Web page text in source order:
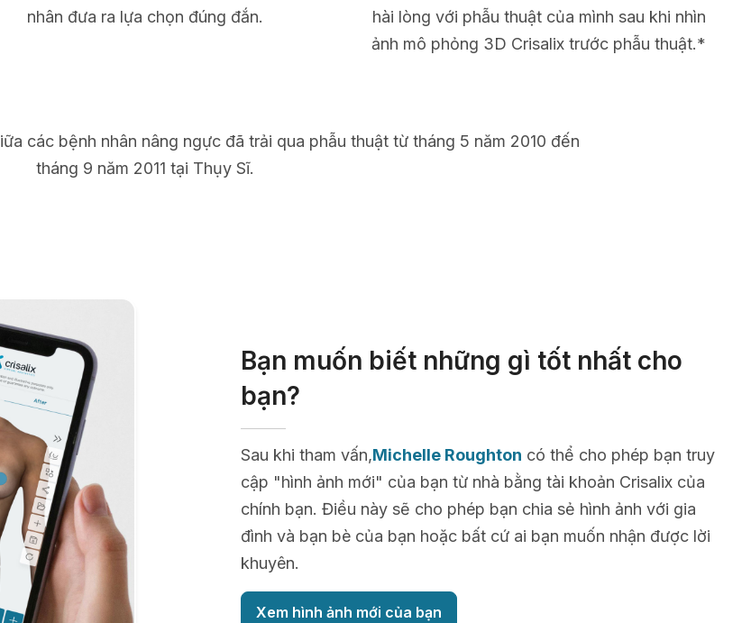
nhân đưa ra lựa chọn đúng đắn.
hài lòng với phẫu thuật của mình sau khi nhìn
ảnh mô phỏng 3D Crisalix trước phẫu thuật.*
các bệnh nhân nâng ngực đã trải qua phẫu thuật từ tháng 5 năm 2010 đến
tháng 9 năm 2011 tại Thụy Sĩ.
Bạn muốn biết những gì tốt nhất cho
bạn?
Sau khi tham vấn,Michelle Roughton có thể cho phép bạn truy
cập "hình ảnh mới" của bạn từ nhà bằng tài khoản Crisalix của
chính bạn. Điều này sẽ cho phép bạn chia sẻ hình ảnh với gia
đình và bạn bè của bạn hoặc bất cứ ai bạn muốn nhận được lời
khuyên.
Xem hình ảnh mới của bạn